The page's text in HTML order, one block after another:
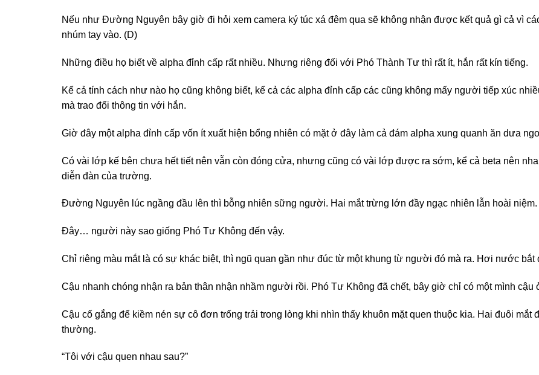
Nếu như Đường Nguyên bây giờ đi hỏi xem camera ký túc xá đêm qua sẽ không nhận được kết quả gì cả vì
nhúm tay vào. (D)
Những điều họ biết về alpha đỉnh cấp rất nhiều. Nhưng riêng đối với Phó Thành Tư thì rất ít, hắn rất kín tiếng.
Kể cả tính cách như nào họ cũng không biết, kể cả các alpha đỉnh cấp các cũng không mấy người tiếp xúc
mà trao đổi thông tin với hắn.
Giờ đây một alpha đỉnh cấp vốn ít xuất hiện bổng nhiên có mặt ở đây làm cả đám alpha xung quanh ăn dưa
Có vài lớp kế bên chưa hết tiết nên vẫn còn đóng cửa, nhưng cũng có vài lớp được ra sớm, kể cả beta nên
diễn đàn của trường.
Đường Nguyên lúc ngầng đầu lên thì bỗng nhiên sững người. Hai mắt trừng lớn đầy ngạc nhiên lẫn hoài niệm.
Đây… người này sao giống Phó Tư Không đến vậy.
Chỉ riêng màu mắt là có sự khác biệt, thì ngũ quan gần như đúc từ một khung từ người đó mà ra. Hơi nước bắt
Cậu nhanh chóng nhận ra bản thân nhận nhầm người rồi. Phó Tư Không đã chết, bây giờ chỉ có một mình cậu
Cậu cố gắng để kiềm nén sự cô đơn trống trải trong lòng khi nhìn thấy khuôn mặt quen thuộc kia. Hai đuôi
thường.
“Tôi với cậu quen nhau sau?”